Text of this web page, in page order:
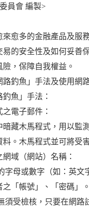
員會 編製>
來愈多的金融產品及服
的安全性及如何妥善
，保障自我權益。
釣魚」手法及使用網
魚」手法：
電子郵件：
暗藏木馬程式，用以監
。木馬程式並可將受
域（網站）名稱：
字母或數字（如：英
「帳號」、「密碼」。
須受檢核，只要在網